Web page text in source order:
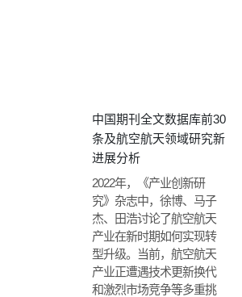
中国期刊全文数据库前30
条及航空航天领域研究新
进展分析
2022年，《产业创新研
究》杂志中，徐博、马子
杰、田浩讨论了航空航天
产业在新时期如何实现转
型升级。当前，航空航天
产业正遭遇技术更新换代
和激烈市场竞争等多重挑